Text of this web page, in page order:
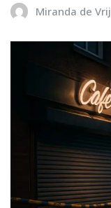
Miranda de Vrij